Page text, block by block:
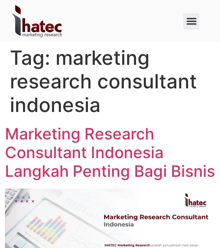
Tag: marketing
research consultant
indonesia
Marketing Research
Consultant Indonesia
Langkah Penting Bagi Bisnis